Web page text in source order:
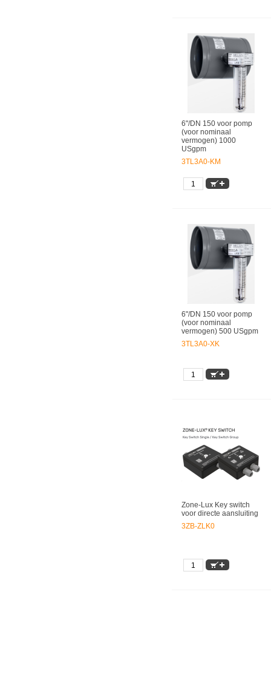
6"/DN 150 voor pomp
(voor nominaal
vermogen) 1000
USgpm
3TL3A0-KM
6"/DN 150 voor pomp
(voor nominaal
vermogen) 500 USgpm
3TL3A0-XK
Zone-Lux Key switch
voor directe aansluiting
3ZB-ZLK0